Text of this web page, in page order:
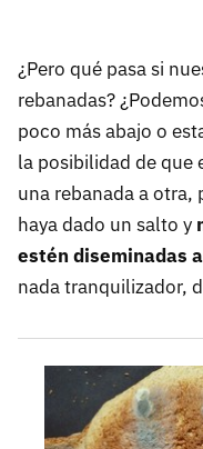
¿Pero qué pasa si
rebanadas?
poco más abajo o
la posibilidad de que
una rebanada a otra,
haya dado un salto y
estén diseminadas
nada tranquilizador,